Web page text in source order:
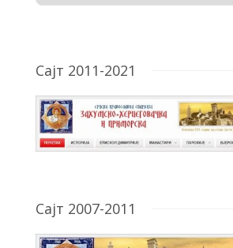
Сајт 2011-2021
Сајт 2007-2011